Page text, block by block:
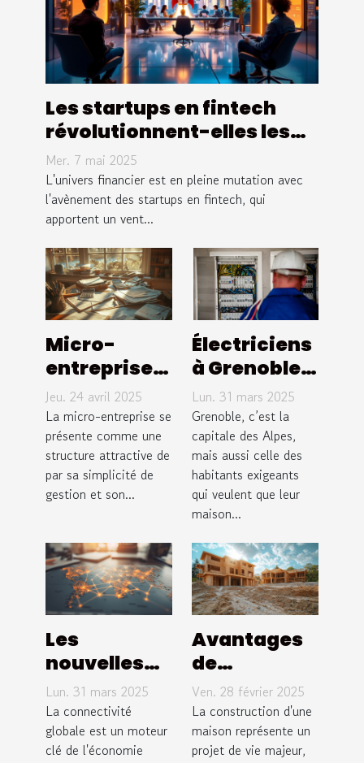
Les startups en fintech
révolutionnent-elles les
services financiers
Mer. 7 mai 2025
L'univers financier est en pleine mutation avec
l'avènement des startups en fintech, qui
apportent un vent...
Micro-
entreprises
et fiscalité
conseils
pour
optimiser
sa
déclaration
en 2023
Jeu. 24 avril 2025
La micro-entreprise se
présente comme une
structure attractive de
par sa simplicité de
gestion et son...
Électriciens
à Grenoble :
l'entreprise
KPC Elec
possède les
meilleurs !
Lun. 31 mars 2025
Grenoble, c’est la
capitale des Alpes,
mais aussi celle des
habitants exigeants
qui veulent que leur
maison...
Les
nouvelles
routes de la
soie
Initiative
mondiale et
Lun. 31 mars 2025
La connectivité
globale est un moteur
clé de l'économie
Avantages
de
construire
votre
maison en
bois avec un
Ven. 28 février 2025
La construction d'une
maison représente un
projet de vie majeur,